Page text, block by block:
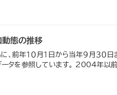
態の推移
、前年１０月１日から当年９月３
タを参照しています。 2004年以